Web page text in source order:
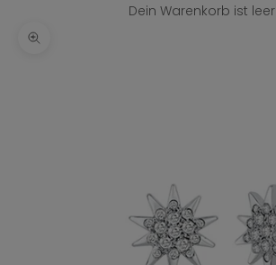
Dein Warenkorb ist leer
Bild vergrößern